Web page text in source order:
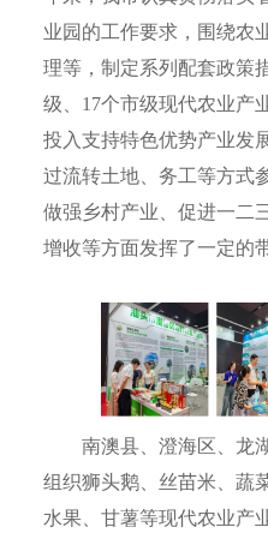
业园的工作要求，围绕农
理等，制定系列配套政策
级、17个市级现代农业产
投入支持特色优势产业发
过流转土地、务工等方式
做强乡村产业、促进一二
增收等方面发挥了一定的
南澳县、澄海区、龙湖
组织狮头鹅、丝苗米、蔬
水果、甘薯等现代农业产